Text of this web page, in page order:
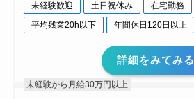
未経験歓迎 土日祝休み 在宅勤務
平均残業20h以下
年間休日120日以上
詳細をみてみる
未経験から月給30万円以上